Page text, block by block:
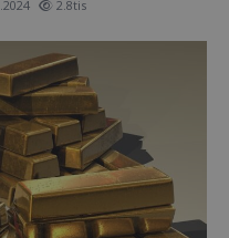
2.8tis